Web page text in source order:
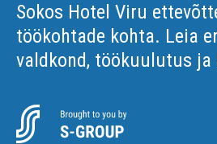
Sokos Hotel Viru
töökohtade kohta. Leia
valdkond, töökuulutus ja